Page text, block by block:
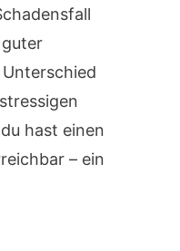
hast einen
– ein